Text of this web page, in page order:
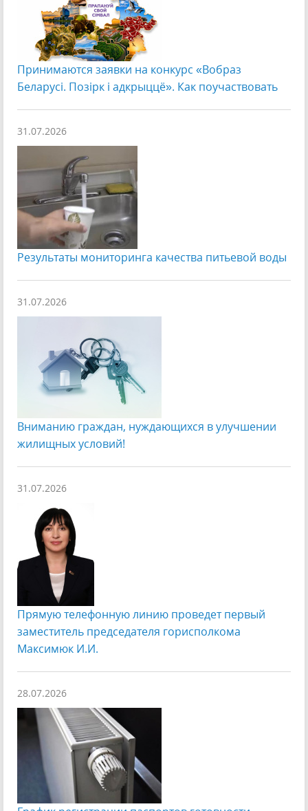
Принимаются заявки на конкурс «Вобраз
Беларусi. Позiрк i адкрыццё». Как поучаствовать
31.07.2026
Результаты мониторинга качества питьевой воды
31.07.2026
Вниманию граждан, нуждающихся в улучшении
жилищных условий!
31.07.2026
Прямую телефонную линию проведет первый
заместитель председателя горисполкома
Максимюк И.И.
28.07.2026